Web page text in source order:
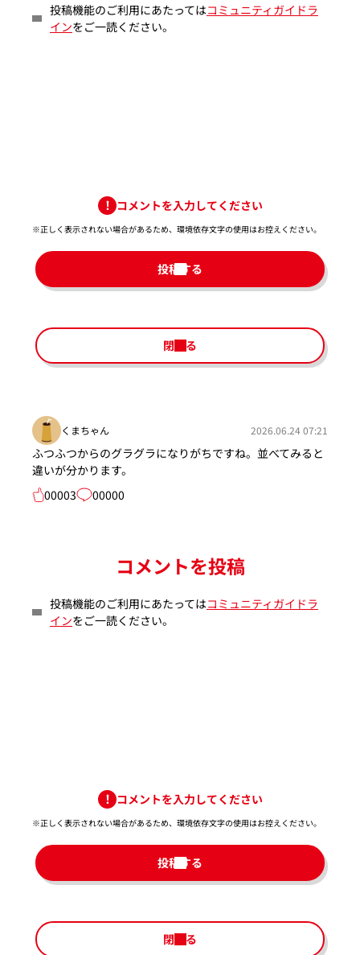
投稿機能のご利用にあたってはコミュニティガイドラ
インをご一読ください。
コメントを入力してください
※正しく表示されない場合があるため、環境依存文字の使用はお控えください。​
投稿する
閉じる
くまちゃん 2026.06.24 07:21
ふつふつからのグラグラになりがちですね。並べてみると
違いが分かります。
00003
00000
コメントを投稿
投稿機能のご利用にあたってはコミュニティガイドラ
インをご一読ください。
コメントを入力してください
※正しく表示されない場合があるため、環境依存文字の使用はお控えください。​
投稿する
閉じる